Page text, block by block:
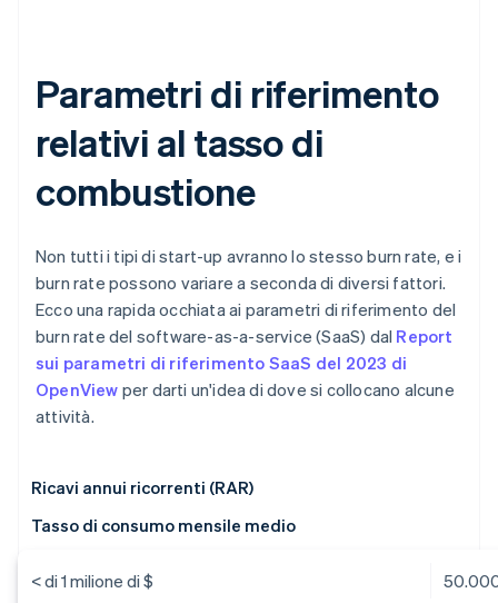
Parametri di riferimento
relativi al tasso di
combustione
Non tutti i tipi di start-up avranno lo stesso burn rate, e i
burn rate possono variare a seconda di diversi fattori.
Ecco una rapida occhiata ai parametri di riferimento del
burn rate del software-as-a-service (SaaS) dal Report
sui parametri di riferimento SaaS del 2023 di
OpenView per darti un'idea di dove si collocano alcune
attività.
Ricavi annui ricorrenti (RAR)
Tasso di consumo mensile medio
< di 1 milione di $